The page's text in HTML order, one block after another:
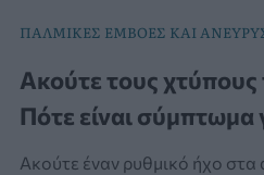
ΠΑΛΜΙΚΕΣ ΕΜΒΟΕΣ ΚΑΙ
Ακούτε τους χτύπους
Πότε είναι σύμπτωμα
Ακούτε έναν ρυθμικό ήχο στα